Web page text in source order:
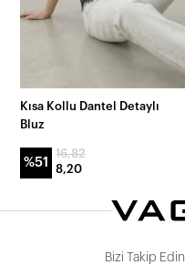
Kısa Kollu Dantel Detaylı
Bluz
%51
16,82
8,20
Bizi Takip Edin